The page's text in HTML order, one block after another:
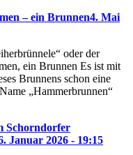
– ein Brunnen4. Mai
oder der
ein Brunnen Es ist mit
Brunnens schon eine
„Hammerbrunnen“
Schorndorfer
Januar 2026 - 19:15